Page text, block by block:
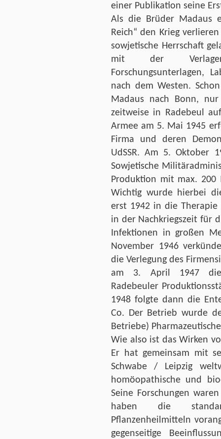
einer Publikation seine
Als die Brüder Madaus
Reich“ den Krieg
sowjetische Herrschaft
mit der
Forschungsunterlagen,
nach dem Westen.
Madaus nach Bonn,
zeitweise in Radebeul
Armee am 5. Mai 1945
Firma und deren
UdSSR. Am 5. Oktober
Sowjetische
Produktion mit max.
Wichtig wurde hierbei
erst 1942 in die
in der Nachkriegszeit für
Infektionen in großen
November 1946
die Verlegung des
am 3. April 1947 die
Radebeuler
1948 folgte dann die
Co. Der Betrieb wurde
Betriebe)
Wie also ist das Wirken
Er hat gemeinsam mit
Schwabe / Leipzig
homöopathische und
Seine Forschungen
haben die
Pflanzenheilmitteln
gegenseitige